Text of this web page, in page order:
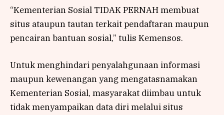
“Kementerian Sosial TIDAK PERNAH membuat
situs ataupun tautan terkait pendaftaran maupun
pencairan bantuan sosial,” tulis Kemensos.
Untuk menghindari penyalahgunaan informasi
maupun kewenangan yang mengatasnamakan
Kementerian Sosial, masyarakat diimbau untuk
tidak menyampaikan data diri melalui situs